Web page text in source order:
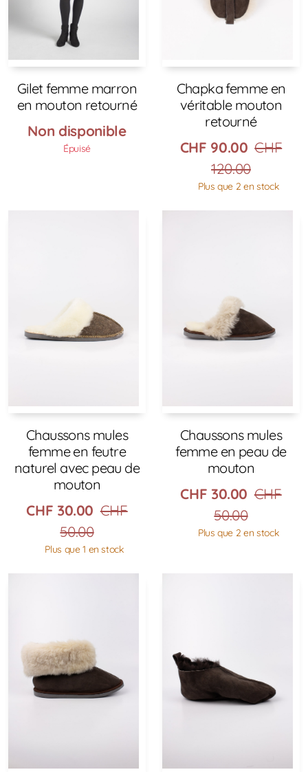
Gilet femme marron
en mouton retourné
Non disponible
Épuisé
Chapka femme en
véritable mouton
retourné
CHF 90.00 CHF
120.00
Plus que 2 en stock
Chaussons mules
femme en feutre
naturel avec peau de
mouton
CHF 30.00 CHF
50.00
Plus que 1 en stock
Chaussons mules
femme en peau de
mouton
CHF 30.00 CHF
50.00
Plus que 2 en stock